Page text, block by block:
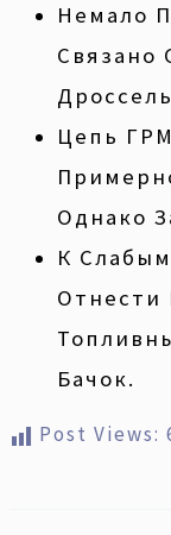
Немало
Связано
Цепь
Однако
К
Отнести
Бачок.
Post Views: